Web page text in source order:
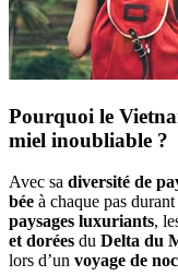
Pourquoi le
miel inoubliable ?
Avec sa diversité de
bée à chaque pas
paysages luxuriants,
et dorées du Delta du
lors d’un voyage de